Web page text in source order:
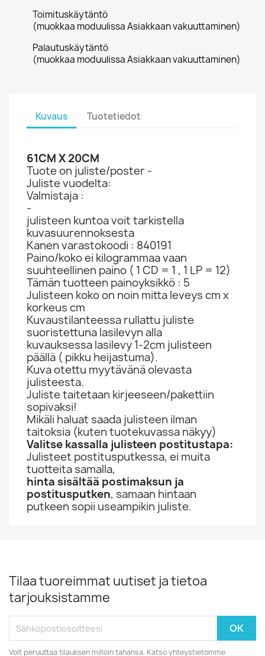
Toimituskäytäntö
(muokkaa moduulissa Asiakkaan vakuuttaminen)
Palautuskäytäntö
(muokkaa moduulissa Asiakkaan vakuuttaminen)
Kuvaus Tuotetiedot
61CM X 20CM
Tuote on juliste/poster -
Juliste vuodelta:
Valmistaja :
-
julisteen kuntoa voit tarkistella
kuvasuurennoksesta
Kanen varastokoodi : 840191
Paino/koko ei kilogrammaa vaan
suuhteellinen paino ( 1 CD = 1 , 1 LP = 12)
Tämän tuotteen painoyksikkö : 5
Julisteen koko on noin mitta leveys cm x
korkeus cm
Kuvaustilanteessa rullattu juliste
suoristettuna lasilevyn alla
kuvauksessa lasilevy 1-2cm julisteen
päällä ( pikku heijastuma).
Kuva otettu myytävänä olevasta
julisteesta.
Juliste taitetaan kirjeeseen/pakettiin
sopivaksi!
Mikäli haluat saada julisteen ilman
taitoksia (kuten tuotekuvassa näkyy)
Valitse kassalla julisteen postitustapa:
Julisteet postitusputkessa, ei muita
tuotteita samalla,
hinta sisältää postimaksun ja
postitusputken, samaan hintaan
putkeen sopii useampikin juliste.
Tilaa tuoreimmat uutiset ja tietoa
tarjouksistamme
Voit peruuttaa tilauksen milloin tahansa. Katso yhteystietomme